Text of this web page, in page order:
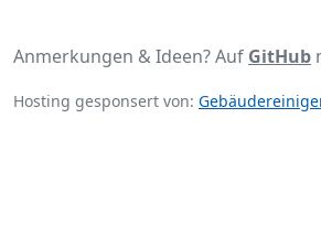
Anmerkungen & Ideen? Auf GitHub
Hosting gesponsert von: